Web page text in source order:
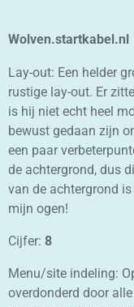
Wolven.startkabel.nl
Lay-out: Een helder
rustige lay-out. Er
is hij niet echt heel
bewust gedaan zijn
een paar
de achtergrond, dus
van de achtergrond
mijn ogen!
Cijfer: 8
Menu/site indeling:
overdonderd door